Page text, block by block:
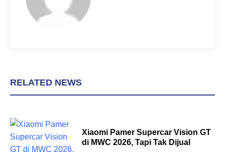
RELATED NEWS
Xiaomi Pamer Supercar Vision GT
di MWC 2026, Tapi Tak Dijual